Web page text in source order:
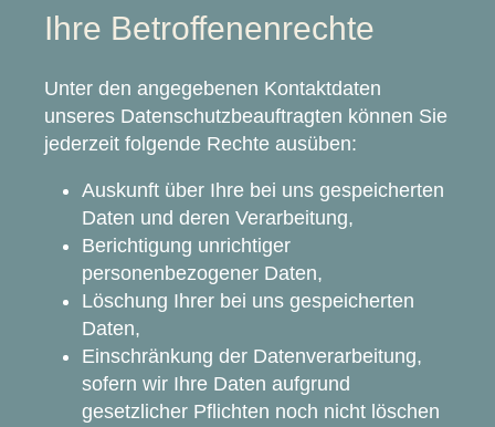
Ihre Betroffenenrechte
Unter den angegebenen Kontaktdaten
unseres Datenschutzbeauftragten können Sie
jederzeit folgende Rechte ausüben:
Auskunft über Ihre bei uns gespeicherten
Daten und deren Verarbeitung,
Berichtigung unrichtiger
personenbezogener Daten,
Löschung Ihrer bei uns gespeicherten
Daten,
Einschränkung der Datenverarbeitung,
sofern wir Ihre Daten aufgrund
gesetzlicher Pflichten noch nicht löschen